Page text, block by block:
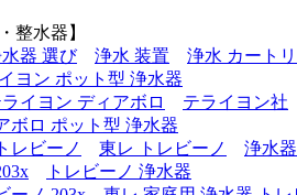
整水器】
器 選び 浄水 装置
浄水 カート
ヨン ポット型 浄水器
イヨン ディアボロ
テライヨン社
ボロ ポット型 浄水器
トレビーノ 東レ トレビーノ
浄水
トレビーノ 浄水器